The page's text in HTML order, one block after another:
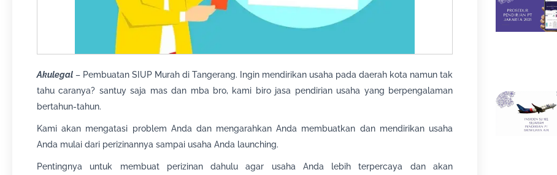
Akulegal – Pembuatan SIUP Murah di Tangerang. Ingin mendirikan usaha pada daerah kota namun tak
tahu caranya? santuy saja mas dan mba bro, kami biro jasa pendirian usaha yang berpengalaman
bertahun-tahun.
Kami akan mengatasi problem Anda dan mengarahkan Anda membuatkan dan mendirikan usaha
Anda mulai dari perizinannya sampai usaha Anda launching.
Pentingnya untuk membuat perizinan dahulu agar usaha Anda lebih terpercaya dan akan